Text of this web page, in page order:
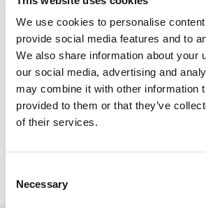
We use cookies to personalise
provide social media features and to
We also share information about your
our social media, advertising and
may combine it with other information
provided to them or that they’ve
of their services.
Selection
Necessary
per unaperitivo tra amici,
antipasto per una cena delle
protagonista di unaricetta per
chiaramente il sapore
sarà capace immediatamente di
vostri ospiti nelle “mostruose”